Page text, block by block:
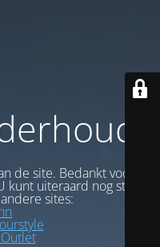
de site. Bedankt voor uw
uiteraard nog steeds
sites: